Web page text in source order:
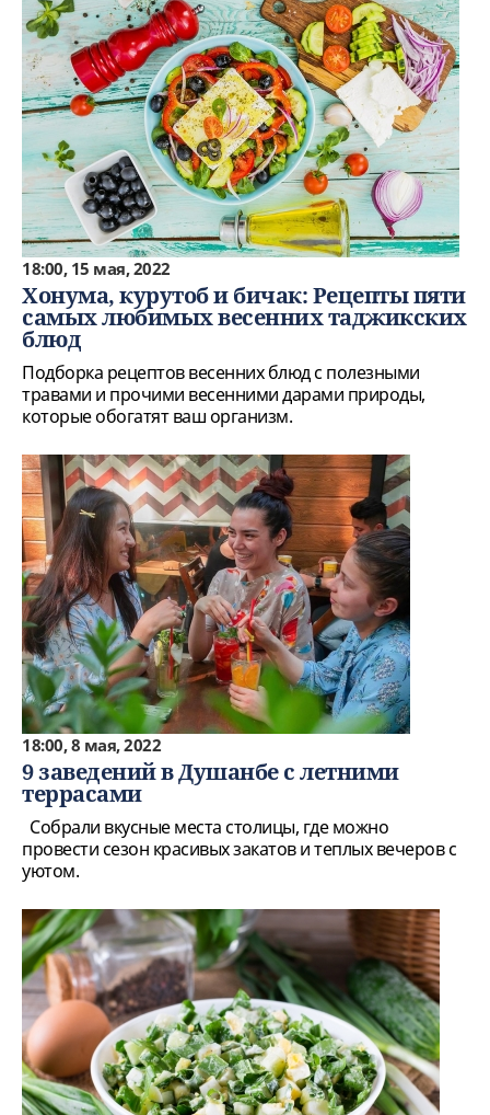
18:00, 15 мая, 2022
Хонума, курутоб и бичак: Рецепты пяти
самых любимых весенних таджикских
блюд
Подборка рецептов весенних блюд с полезными
травами и прочими весенними дарами природы,
которые обогатят ваш организм.
18:00, 8 мая, 2022
9 заведений в Душанбе с летними
террасами
Собрали вкусные места столицы, где можно
провести сезон красивых закатов и теплых вечеров с
уютом.